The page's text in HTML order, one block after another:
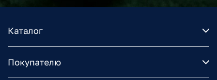
Каталог
Покупателю